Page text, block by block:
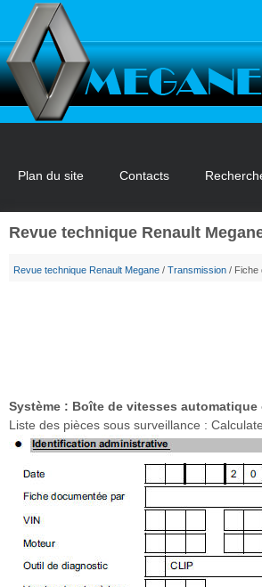
Plan du site Contacts
Revue technique Renault
Revue technique Renault Megane / Transmission / Fiche
Système : Boîte de vitesses
Liste des pièces sous surveillance :